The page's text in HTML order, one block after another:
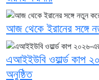
আজ থেকে ইরানের সঙ্গে
এআইইউবি ওয়ার্ল্ড কাপ
অনুষ্ঠিত